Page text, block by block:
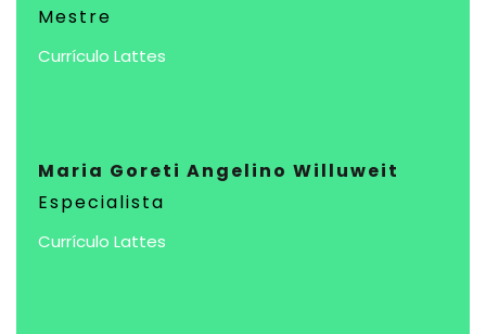
Mestre
Currículo Lattes
Maria Goreti Angelino Willuweit
Especialista
Currículo Lattes